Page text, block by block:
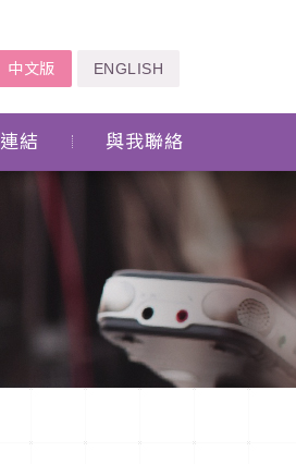
中文版 ENGLISH
結 與我聯絡